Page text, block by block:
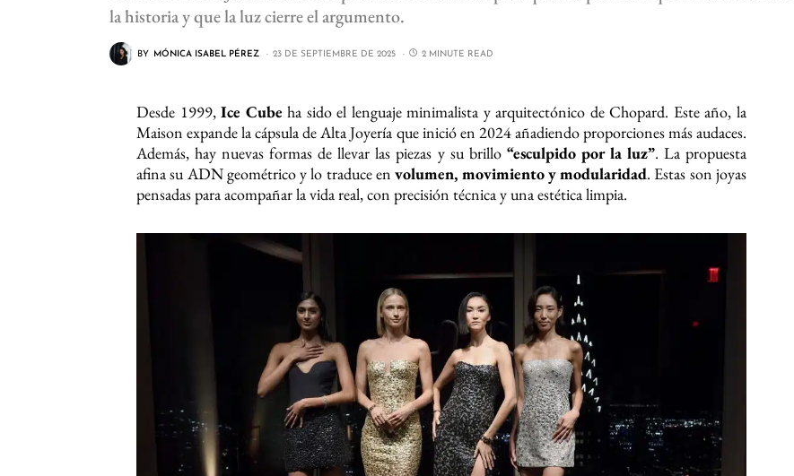
la historia y que la luz cierre el argumento.
BY MÓNICA ISABEL PÉREZ 23 DE SEPTIEMBRE DE 2025 2 MINUTE READ
Desde 1999,Ice Cube ha sido el lenguaje minimalista y arquitectónico de Chopard. Este año, la
Maison expande la cápsula de Alta Joyería que inició en 2024 añadiendo proporciones más audaces.
Además, hay nuevas formas de llevar las piezas y su brillo “esculpido por la luz”. La propuesta
afina su ADN geométrico y lo traduce en volumen, movimiento y modularidad. Estas son joyas
pensadas para acompañar la vida real, con precisión técnica y una estética limpia.